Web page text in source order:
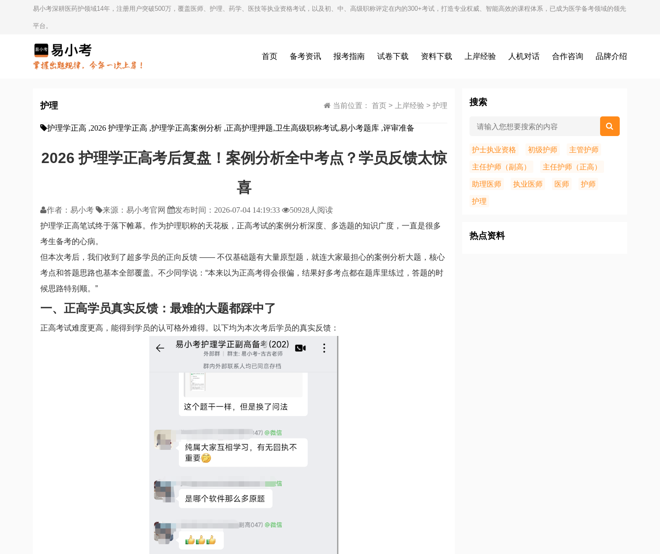
易小考深耕医药护领域14年，注册用户突破500万，覆盖医师、护理、药学、医技等执业资格考试，以及初、中、高级职称评定在内的300+考试，打造专业权威、智能高效的课程体系，已成为医学备考领域的领先
平台。
首页 备考资讯 报考指南 试卷下载 资料下载 上岸经验 人机对话 合作咨询 品牌介绍
护理 当前位置： 首页 > 上岸经验 > 护理
护理学正高 ,2026 护理学正高 ,护理学正高案例分析 ,正高护理押题,卫生高级职称考试,易小考题库 ,评审准备
2026 护理学正高考后复盘！案例分析全中考点？学员反馈太惊
喜
作者：易小考 来源：易小考官网 发布时间： 2026-07-04 14:19:33
50928人阅读
护理学正高笔试终于落下帷幕。作为护理职称的天花板，正高考试的案例分析深度、多选题的知识广度，一直是很多
考生备考的心病。
但本次考后，我们收到了超多学员的正向反馈 —— 不仅基础题有大量原型题，就连大家最担心的案例分析大题，核心
考点和答题思路也基本全部覆盖。不少同学说：“本来以为正高考得会很偏，结果好多考点都在题库里练过，答题的时
候思路特别顺。”
一、正高学员真实反馈：最难的大题都踩中了
正高考试难度更高，能得到学员的认可格外难得。以下均为本次考后学员的真实反馈：
搜索
护士执业资格 初级护师 主管护师
主任护师（副高） 主任护师（正高）
助理医师 执业医师 医师 护师
护理
热点资料